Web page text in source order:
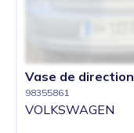
Vase de direction
98355861
VOLKSWAGEN